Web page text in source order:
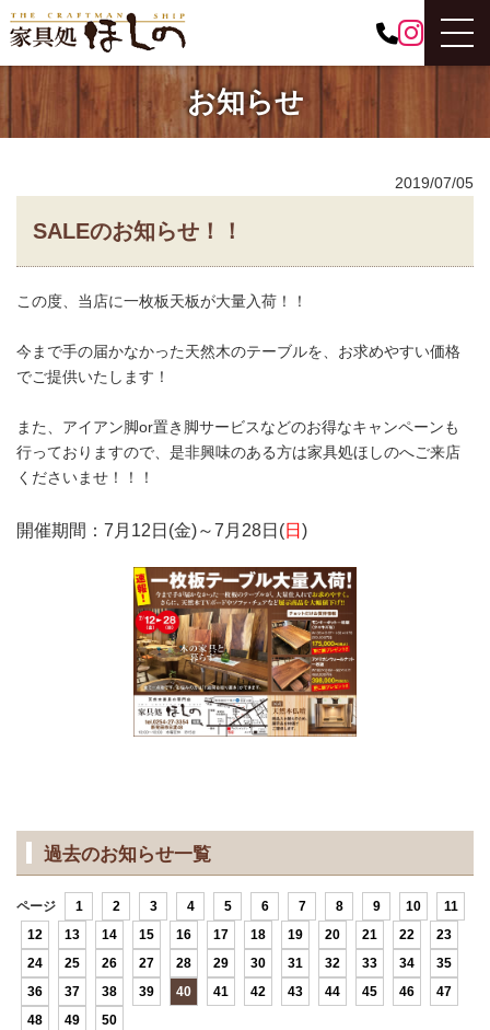
お知らせ
2019/07/05
SALEのお知らせ！！
この度、当店に一枚板天板が大量入荷！！
今まで手の届かなかった天然木のテーブルを、お求めやすい価格
でご提供いたします！
また、アイアン脚or置き脚サービスなどのお得なキャンペーンも
行っておりますので、是非興味のある方は家具処ほしのへご来店
くださいませ！！！
開催期間：7月12日(金)～7月28日(日 )
過去のお知らせ一覧
ページ 1 2 3 4 5 6 7 8 9 10
11
12
13 14 15 16 17 18 19 20 21 22
23
24
25 26 27 28 29 30 31 32 33 34
35
36
37 38 39 40 41 42 43 44 45 46
47
48
49 50